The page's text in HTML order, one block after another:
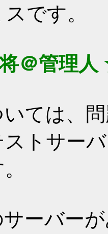
です。
＠管理
ては、
トサー
ーバー